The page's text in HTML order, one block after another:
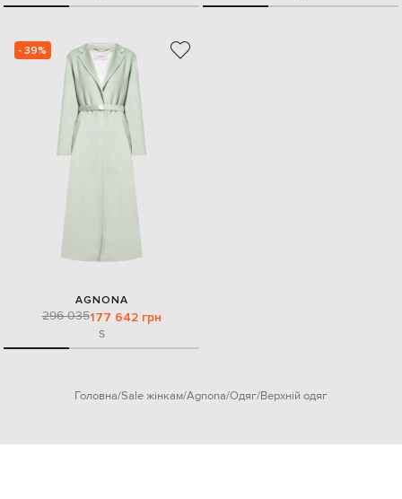
- 39%
AGNONA
296 035177 642 грн
S
Головна Sale жінкам Agnona Одяг Верхній одяг